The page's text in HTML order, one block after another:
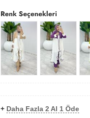
Renk Seçenekleri
+ Daha Fazla 2 Al 1 Öde